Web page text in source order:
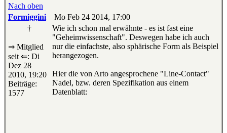
Nach oben
Formiggini
Mo Feb 24 2014, 17:00
†
⇒ Mitglied
seit ⇐: Di
Dez 28
2010, 19:20
Beiträge:
1577
Wie ich schon mal erwähnte - es ist fast eine
"Geheimwissenschaft". Deswegen habe ich auch
nur die einfachste, also sphärische Form als Beispiel
herangezogen.
Hier die von Arto angesprochene "Line-Contact"
Nadel, bzw. deren Spezifikation aus einem
Datenblatt: